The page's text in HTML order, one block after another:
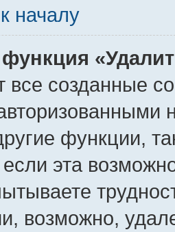
началу
функция
все созданные
функции,
эта
возможно,